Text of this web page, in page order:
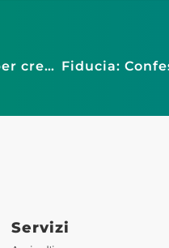
Papa Francesco: De Luise, se ne va punto di riferimento per credenti e non credenti. La sua voce una guida preziosa anche per il mondo delle imprese
Servizi